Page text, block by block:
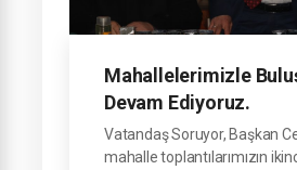
Mahallelerimizle
Devam Ediyoruz.
Vatandaş Soruyor, Başkan
mahalle toplantılarımızın